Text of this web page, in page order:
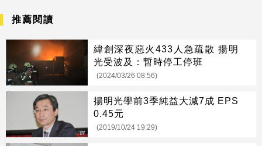
推薦閱讀
緯創深夜惡火433人急疏散 揚明
光受波及：暫時停工停班
(2024/03/26 08:56)
揚明光學前3季純益大減7成 EPS
0.45元
(2019/10/24 19:29)